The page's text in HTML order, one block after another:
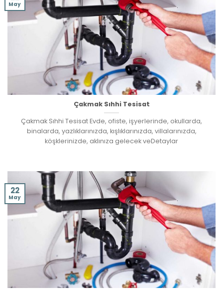
Çakmak Sıhhi Tesisat
Çakmak Sıhhi Tesisat Evde, ofiste, işyerlerinde, okullarda,
binalarda, yazlıklarınızda, kışlıklarınızda, villalarınızda,
köşklerinizde, aklınıza gelecek veDetaylar
May
22
May